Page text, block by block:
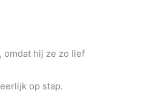
omdat hij ze zo lief
op stap.